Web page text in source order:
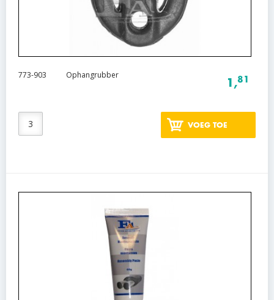
773-903 Ophangrubber
1,81
VOEG TOE